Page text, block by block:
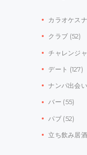
カラオケス
クラブ (52)
チャレンジ
デート (127)
ナンパ出会い
バー (55)
パブ(52)
立ち飲み居